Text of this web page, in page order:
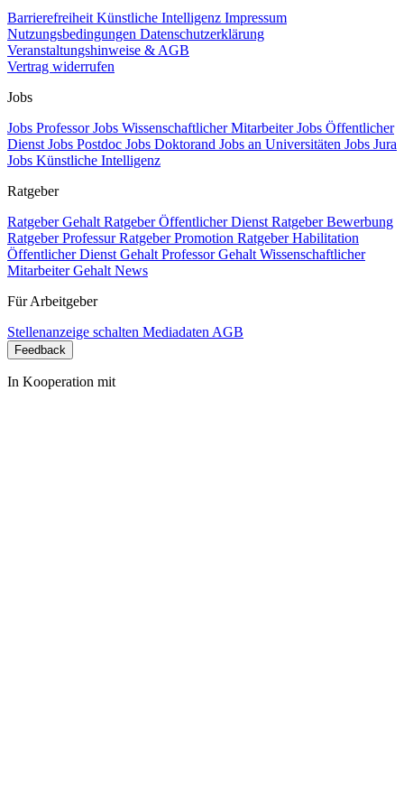
Barrierefreiheit Künstliche Intelligenz Impressum
Nutzungsbedingungen Datenschutzerklärung
Veranstaltungshinweise & AGB
Vertrag widerrufen
Jobs
Jobs ProfessorJobs Wissenschaftlicher MitarbeiterJobs Öffentlicher
Dienst Jobs Postdoc Jobs Doktorand Jobs an Universitäten Jobs Jura
Jobs Künstliche Intelligenz
Ratgeber
Ratgeber Gehalt Ratgeber Öffentlicher Dienst Ratgeber Bewerbung
Ratgeber ProfessurRatgeber Promotion Ratgeber Habilitation
Öffentlicher Dienst Gehalt Professor Gehalt Wissenschaftlicher
Mitarbeiter Gehalt News
Für Arbeitgeber
Stellenanzeige schalten Mediadaten AGB
Feedback
In Kooperation mit